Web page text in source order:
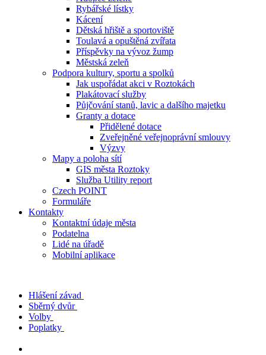
Rybářské lístky
Kácení
Dětská hřiště a sportoviště
Toulavá a opuštěná zvířata
Příspěvky na vývoz žump
Městská zeleň
Podpora kultury, sportu a spolků
Jak uspořádat akci v Roztokách
Plakátovací služby
Půjčování stanů, lavic a dalšího majetku
Granty a dotace
Přidělené dotace
Zveřejněné veřejnoprávní smlouvy
Výzvy
Mapy a poloha sítí
GIS města Roztoky
Služba Utility report
Czech POINT
Formuláře
Kontakty
Kontaktní údaje města
Podatelna
Lidé na úřadě
Mobilní aplikace
Hlášení závad
Sběrný dvůr
Volby
Poplatky